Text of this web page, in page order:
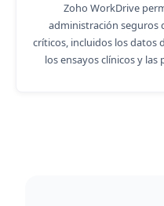
Zoho WorkDrive
administración seguros
críticos, incluidos los datos
los ensayos clínicos y